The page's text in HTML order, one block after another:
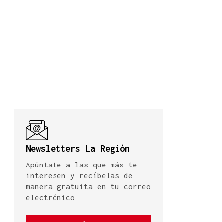
Newsletters La Región
Apúntate a las que más te
interesen y recíbelas de
manera gratuita en tu correo
electrónico